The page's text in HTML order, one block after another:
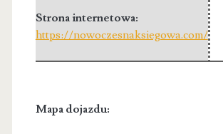
Strona internetowa:
https://nowoczesnaksiegowa.com/
Mapa dojazdu: